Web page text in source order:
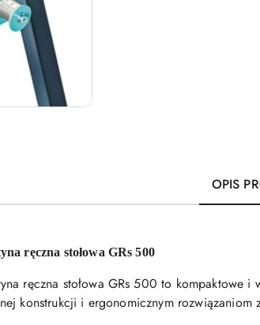
OPIS
ręczna stołowa GRs 500
ręczna stołowa GRs 500 to kompaktowe
konstrukcji i ergonomicznym rozwiązaniom